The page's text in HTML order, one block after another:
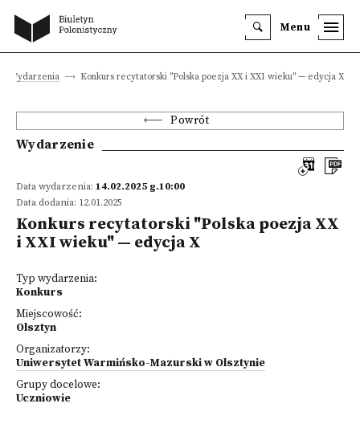
Menu
Wydarzenia Konkurs recytatorski "Polska poezja XX i XXI wieku" — edycja X
Powrót
Wydarzenie
Data wydarzenia: 14.02.2025 g.10:00
Data dodania: 12.01.2025
Konkurs recytatorski "Polska poezja XX
i XXI wieku" — edycja X
Typ wydarzenia:
Konkurs
Miejscowość:
Olsztyn
Organizatorzy:
Uniwersytet Warmińsko-Mazurski w Olsztynie
Grupy docelowe:
Uczniowie